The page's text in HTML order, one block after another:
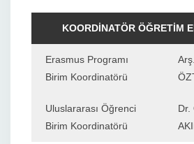
KOORDİNATÖR ÖĞRETİM
Erasmus Programı
Birim Koordinatörü
Uluslararası Öğrenci
Birim Koordinatörü
Dr.